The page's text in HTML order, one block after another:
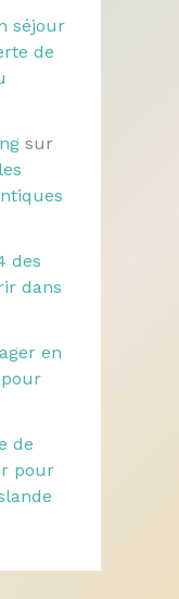
séjour
de
sur
des
dans
en
de
pour